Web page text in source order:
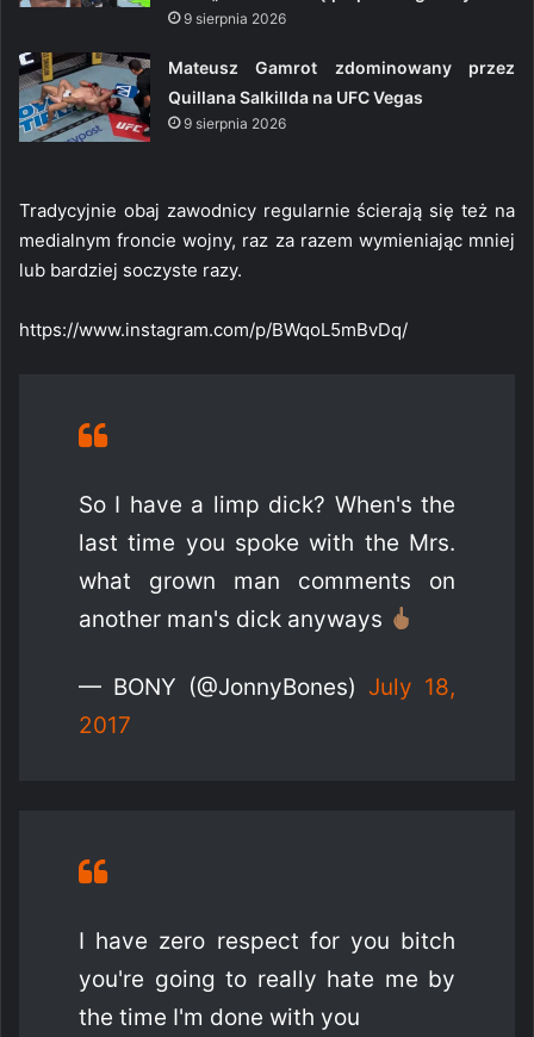
9 sierpnia 2026
Mateusz Gamrot zdominowany przez
Quillana Salkillda na UFC Vegas
9 sierpnia 2026
Tradycyjnie obaj zawodnicy regularnie ścierają się też na
medialnym froncie wojny, raz za razem wymieniając mniej
lub bardziej soczyste razy.
https://www.instagram.com/p/BWqoL5mBvDq/
So I have a limp dick? When's the
last time you spoke with the Mrs.
what grown man comments on
another man's dick anyways
— BONY (@JonnyBones) July 18,
2017
I have zero respect for you bitch
you're going to really hate me by
the time I'm done with you